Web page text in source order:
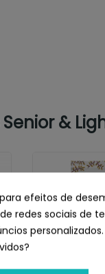
&
efeitos de
redes sociais de